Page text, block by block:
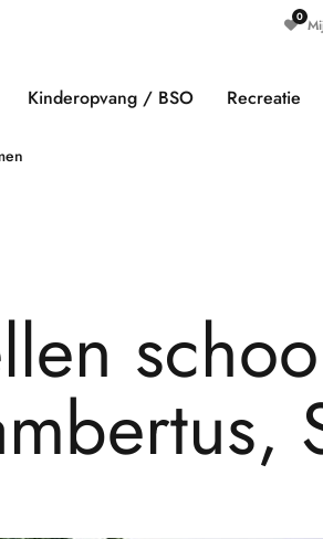
Kinderopvang / BSO Recreatie
llen schoo
mbertus,